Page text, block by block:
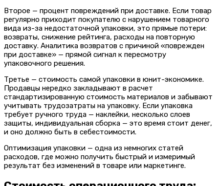
Второе — процент повреждений при доставке. Если товар
регулярно приходит покупателю с нарушением товарного
вида из-за недостаточной упаковки, это прямые потери:
возвраты, снижение рейтинга, расходы на повторную
доставку. Аналитика возвратов с причиной «поврежден
при доставке» — прямой сигнал к пересмотру
упаковочного решения.
Третье — стоимость самой упаковки в юнит-экономике.
Продавцы нередко закладывают в расчет
стандартизированную стоимость материалов и забывают
учитывать трудозатраты на упаковку. Если упаковка
требует ручного труда — наклейки, несколько слоев
защиты, индивидуальная сборка — это время стоит денег,
и оно должно быть в себестоимости.
Оптимизация упаковки — одна из немногих статей
расходов, где можно получить быстрый и измеримый
результат без изменений в товаре или маркетинге.